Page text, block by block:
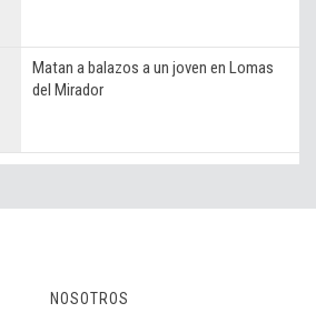
Matan a balazos a un joven en Lomas
del Mirador
NOSOTROS